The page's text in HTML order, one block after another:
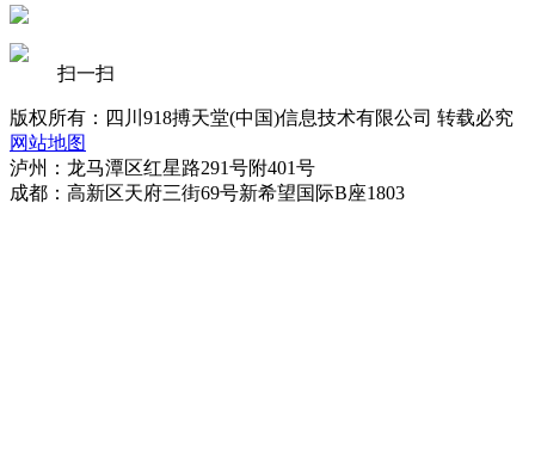
扫一扫
版权所有：四川918搏天堂(中国)信息技术有限公司 转载必究
网站地图
泸州：龙马潭区红星路291号附401号
成都：高新区天府三街69号新希望国际B座1803